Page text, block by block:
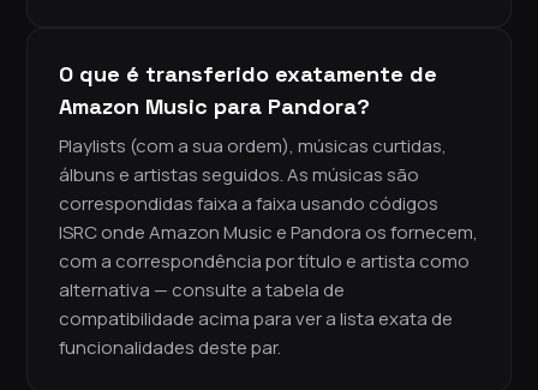
O que é transferido exatamente de
Amazon Music para Pandora?
Playlists (com a sua ordem), músicas curtidas,
álbuns e artistas seguidos. As músicas são
correspondidas faixa a faixa usando códigos
ISRC onde Amazon Music e Pandora os fornecem,
com a correspondência por título e artista como
alternativa — consulte a tabela de
compatibilidade acima para ver a lista exata de
funcionalidades deste par.